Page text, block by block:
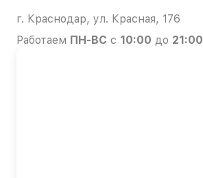
г. Краснодар, ул. Красная, 176
Работаем ПН-ВС с 10:00 до 21:00